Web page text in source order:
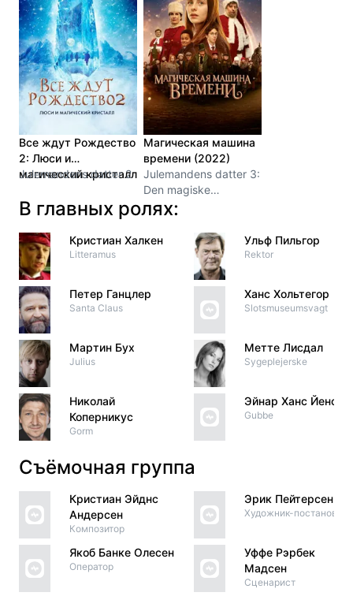
Все ждут Рождество
2: Люси и
магический кристалл
Julemandens datter 2
Магическая машина
времени (2022)
Julemandens datter 3:
Den magiske
tidsmaskine
В главных ролях:
Кристиан Халкен
Litteramus
Петер Ганцлер
Santa Claus
Мартин Бух
Julius
Николай
Коперникус
Gorm
Ульф Пильгор
Rektor
Ханс Хольтегор
Slotsmuseumsvagt
Метте Лисдал
Sygeplejerske
Эйнар Ханс Йенсен
Gubbe
Съёмочная группа
Кристиан Эйднс
Андерсен
Композитор
Якоб Банке Олесен
Оператор
Эрик Пейтерсен
Художник-
Уффе Рэрбек
Мадсен
Сценарист